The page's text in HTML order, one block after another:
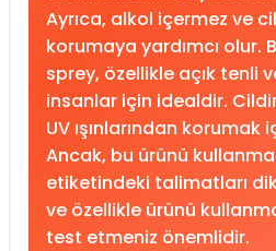
Ayrıca, alkol içermez ve
korumaya yardımcı olur.
sprey, özellikle açık tenli
insanlar için idealdir.
UV ışınlarından
Ancak, bu ürünü
etiketindeki talimatları
ve özellikle ürünü
test etmeniz önemlidir.